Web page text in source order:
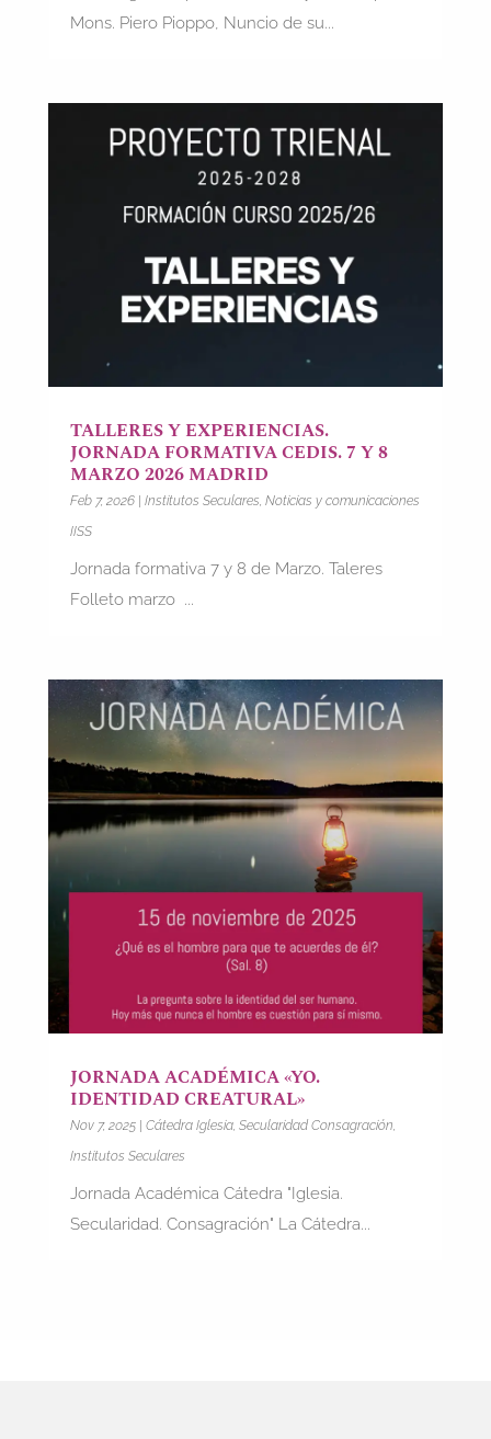
Mons. Piero Pioppo, Nuncio de su...
TALLERES Y EXPERIENCIAS.
JORNADA FORMATIVA CEDIS. 7 Y 8
MARZO 2026 MADRID
Feb 7, 2026| Institutos Seculares, Noticias y comunicaciones
IISS
Jornada formativa 7 y 8 de Marzo. Taleres
Folleto marzo ...
JORNADA ACADÉMICA «YO.
IDENTIDAD CREATURAL»
Nov 7, 2025| Cátedra Iglesia, Secularidad Consagración
Institutos Seculares
Jornada Académica Cátedra "Iglesia.
Secularidad. Consagración" La Cátedra...